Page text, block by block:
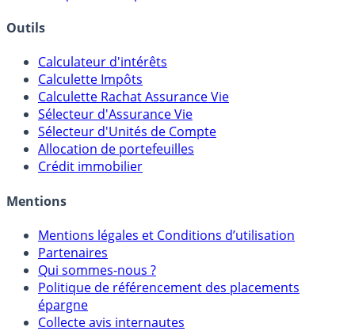
Banques & Comptes rémunérés
Outils
Calculateur d'intérêts
Calculette Impôts
Calculette Rachat Assurance Vie
Sélecteur d'Assurance Vie
Sélecteur d'Unités de Compte
Crédit immobilier
Mentions
Mentions légales et Conditions d’utilisation
Partenaires
Qui sommes-nous ?
Politique de référencement des placements